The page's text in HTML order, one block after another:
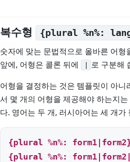
복수형 {plural %n%:
숫자에 맞는 문법적으로 올바른 어형
앞에, 어형은 콜론 뒤에
로 구분해
어형을 결정하는 것은 템플릿이 아니
서 몇 개의 어형을 제공해야 하는지
다. 영어는 두 개, 러시아어는 세 개가
{plural %n%:
{plural %n%: